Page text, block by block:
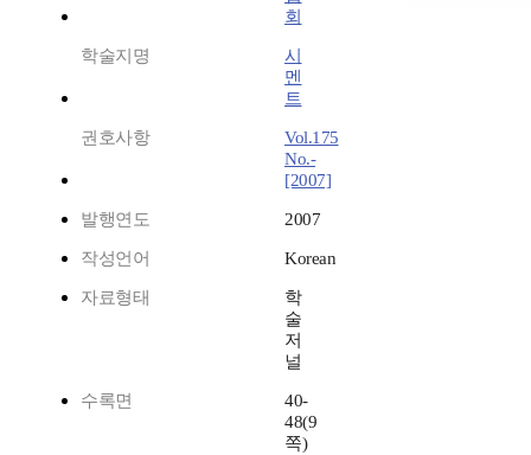
회
학술지명
시
멘
트
권호사항
Vol.175
No.-
[2007]
발행연도 2007
작성언어 Korean
자료형태
학
술
저
널
수록면
40-
48(9
쪽)